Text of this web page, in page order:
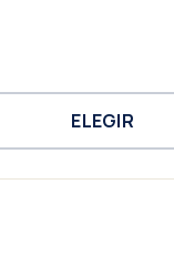
ELEGIR